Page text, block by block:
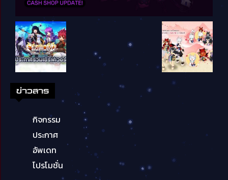
ข่าวสาร
กิจกรรม
ประกาศ
อัพเดท
โปรโมชั่น